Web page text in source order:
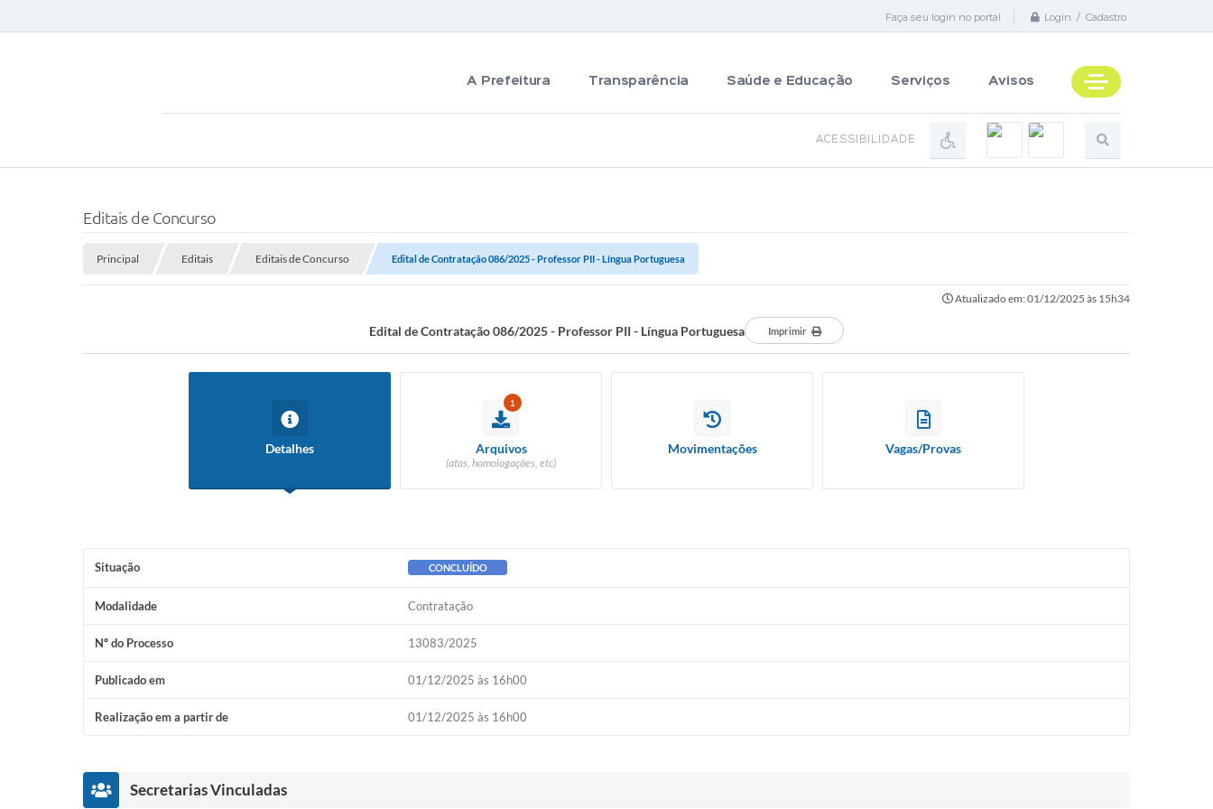
Faça seu login no portal Login / Cadastro
A Prefeitura Transparência Saúde e Educação Serviços Avisos
ACESSIBILIDADE
Editais de Concurso
Principal Editais Editais de Concurso Edital de Contratação 086/2025 - Professor PII - Língua Portuguesa
Atualizado em: 01/12/2025 às 15h34
Edital de Contratação 086/2025 - Professor PII - Língua Portuguesa Imprimir
Detalhes
1
Arquivos
(atas, homologações, etc)
Movimentações Vagas/Provas
Situação CONCLUÍDO
Modalidade Contratação
Nº do Processo 13083/2025
Publicado em 01/12/2025 às 16h00
Realização em a partir de 01/12/2025 às 16h00
Secretarias Vinculadas